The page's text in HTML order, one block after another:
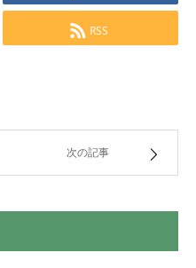
RSS
次の記事